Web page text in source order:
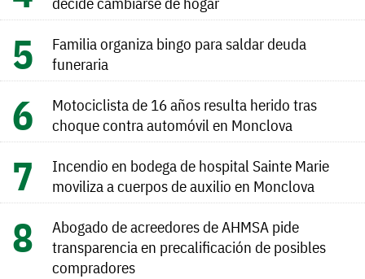
Familia organiza bingo para saldar deuda
funeraria
Motociclista de 16 años resulta herido tras
choque contra automóvil en Monclova
Incendio en bodega de hospital Sainte Marie
moviliza a cuerpos de auxilio en Monclova
Abogado de acreedores de AHMSA pide
transparencia en precalificación de posibles
compradores